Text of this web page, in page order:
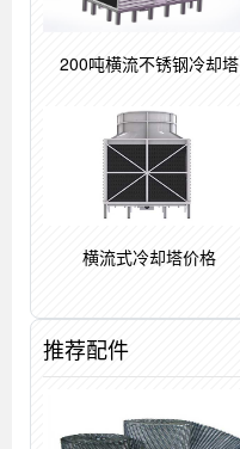
200吨横流不锈钢冷却塔
横流式冷却塔价格
推荐配件